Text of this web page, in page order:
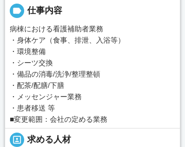
label 仕事内容
病棟における看護補助者業務
・身体ケア（食事、排泄、入浴等）
・環境整備
・シーツ交換
・備品の消毒/洗浄/整理整頓
・配茶/配膳/下膳
・メッセンジャー業務
・患者移送 等
■変更範囲：会社の定める業務
portrait 求める人材